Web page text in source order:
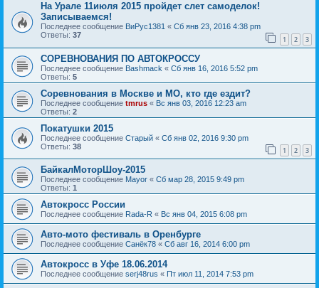
На Урале 11июля 2015 пройдет слет самоделок!
Записываемся!
Последнее сообщение ВиРус1381 « Сб янв 23, 2016 4:38 pm
Ответы: 37 1 2 3
СОРЕВНОВАНИЯ ПО АВТОКРОССУ
Последнее сообщение Bashmack « Сб янв 16, 2016 5:52 pm
Ответы: 5
Соревнования в Москве и МО, кто где ездит?
Последнее сообщение tmrus « Вс янв 03, 2016 12:23 am
Ответы: 2
Покатушки 2015
Последнее сообщение Старый « Сб янв 02, 2016 9:30 pm
Ответы: 38 1 2 3
БайкалМоторШоу-2015
Последнее сообщение Mayor « Сб мар 28, 2015 9:49 pm
Ответы: 1
Автокросс России
Последнее сообщение Rada-R « Вс янв 04, 2015 6:08 pm
Авто-мото фестиваль в Оренбурге
Последнее сообщение Санёк78 « Сб авг 16, 2014 6:00 pm
Автокросс в Уфе 18.06.2014
Последнее сообщение serj48rus « Пт июл 11, 2014 7:53 pm